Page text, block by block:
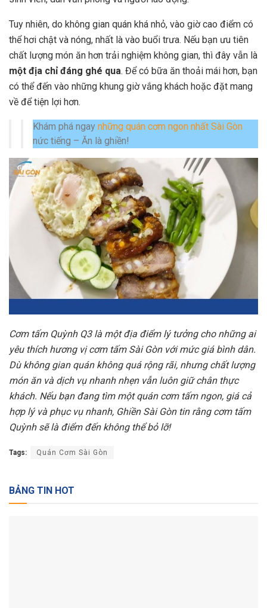
Tuy nhiên, do không gian quán khá nhỏ, vào giờ cao điểm có
thể hơi chật và nóng, nhất là vào buổi trưa. Nếu bạn ưu tiên
chất lượng món ăn hơn trải nghiệm không gian, thì đây vẫn là
một địa chỉ đáng ghé qua. Để có bữa ăn thoải mái hơn, bạn
có thể đến vào những khung giờ vắng khách hoặc đặt mang
về để tiện lợi hơn.
Khám phá ngay những quán cơm ngon nhất Sài Gòn
nức tiếng – Ăn là ghiền!
Cơm tấm Quỳnh Q3 là một địa điểm lý tưởng cho những ai
yêu thích hương vị cơm tấm Sài Gòn với mức giá bình dân.
Dù không gian quán không quá rộng rãi, nhưng chất lượng
món ăn và dịch vụ nhanh nhẹn vẫn luôn giữ chân thực
khách. Nếu bạn đang tìm một quán cơm tấm ngon, giá cả
hợp lý và phục vụ nhanh, Ghiền Sài Gòn tin rằng cơm tấm
Quỳnh sẽ là điểm đến không thể bỏ lỡ!
Tags: Quán Cơm Sài Gòn
BẢNG TIN HOT